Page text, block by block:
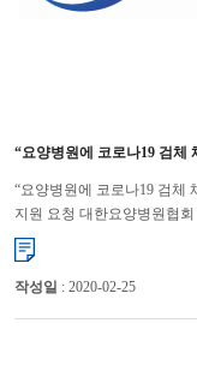
“요양병원에 코로나19 검체
“요양병원에 코로나19 검체
지원 요청 대한요양병원협
코로나19 검체 채취키트를
작성일 : 2020-02-25